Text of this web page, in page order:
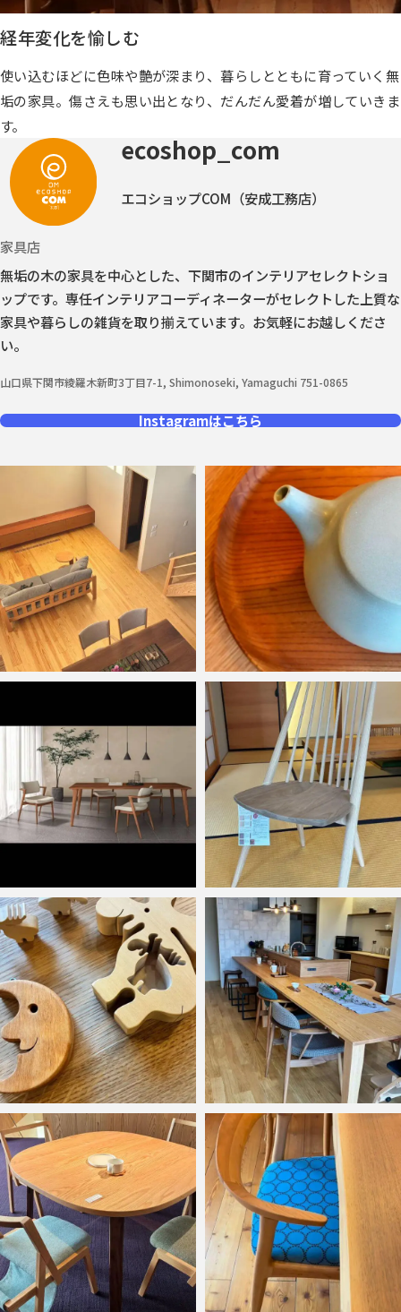
経年変化を愉しむ
使い込むほどに色味や艶が深まり、暮らしとともに育っていく無
垢の家具。傷さえも思い出となり、だんだん愛着が増していきま
す。
ecoshop_com
エコショップCOM（安成工務店）
家具店
無垢の木の家具を中心とした、下関市のインテリアセレクトショ
ップです。 専任インテリアコーディネーターがセレクトした上質な
家具や暮らしの雑貨を取り揃えています。お気軽にお越しくださ
い。
山口県下関市綾羅木新町3丁目7-1, Shimonoseki, Yamaguchi 751-0865
Instagramはこちら